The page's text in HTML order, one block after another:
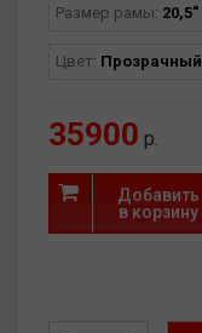
Размер рамы: 20,5"
Цвет: Прозрачный
35900 р.
Добавить
в корзину